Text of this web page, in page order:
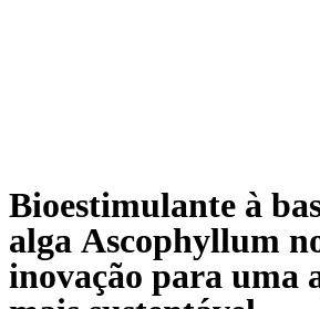
Bioestimulante à
alga Ascophyllum
inovação para uma